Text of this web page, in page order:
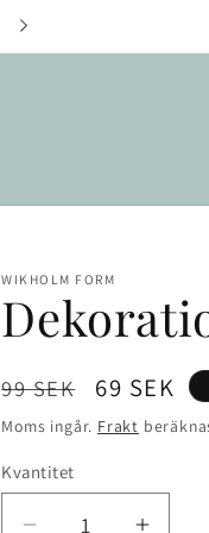
WIKHOLM FORM
Ordinarie
pris
99 SEK 69 SEK
Moms ingår. Frakt
Kvantitet
Kvantitet